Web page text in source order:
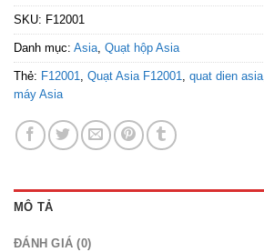
SKU: F12001
Danh mục: Asia Quạt hộp Asia
Thẻ: F12001 Quạt Asia F12001 quat dien asia
máy Asia
MÔ TẢ
ĐÁNH GIÁ (0)